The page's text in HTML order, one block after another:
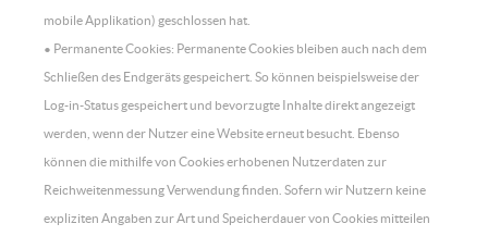
mobile Applikation) geschlossen hat.
• Permanente Cookies: Permanente Cookies bleiben auch nach dem
Schließen des Endgeräts gespeichert. So können beispielsweise der
Log-in-Status gespeichert und bevorzugte Inhalte direkt angezeigt
werden, wenn der Nutzer eine Website erneut besucht. Ebenso
können die mithilfe von Cookies erhobenen Nutzerdaten zur
Reichweitenmessung Verwendung finden. Sofern wir Nutzern keine
expliziten Angaben zur Art und Speicherdauer von Cookies mitteilen